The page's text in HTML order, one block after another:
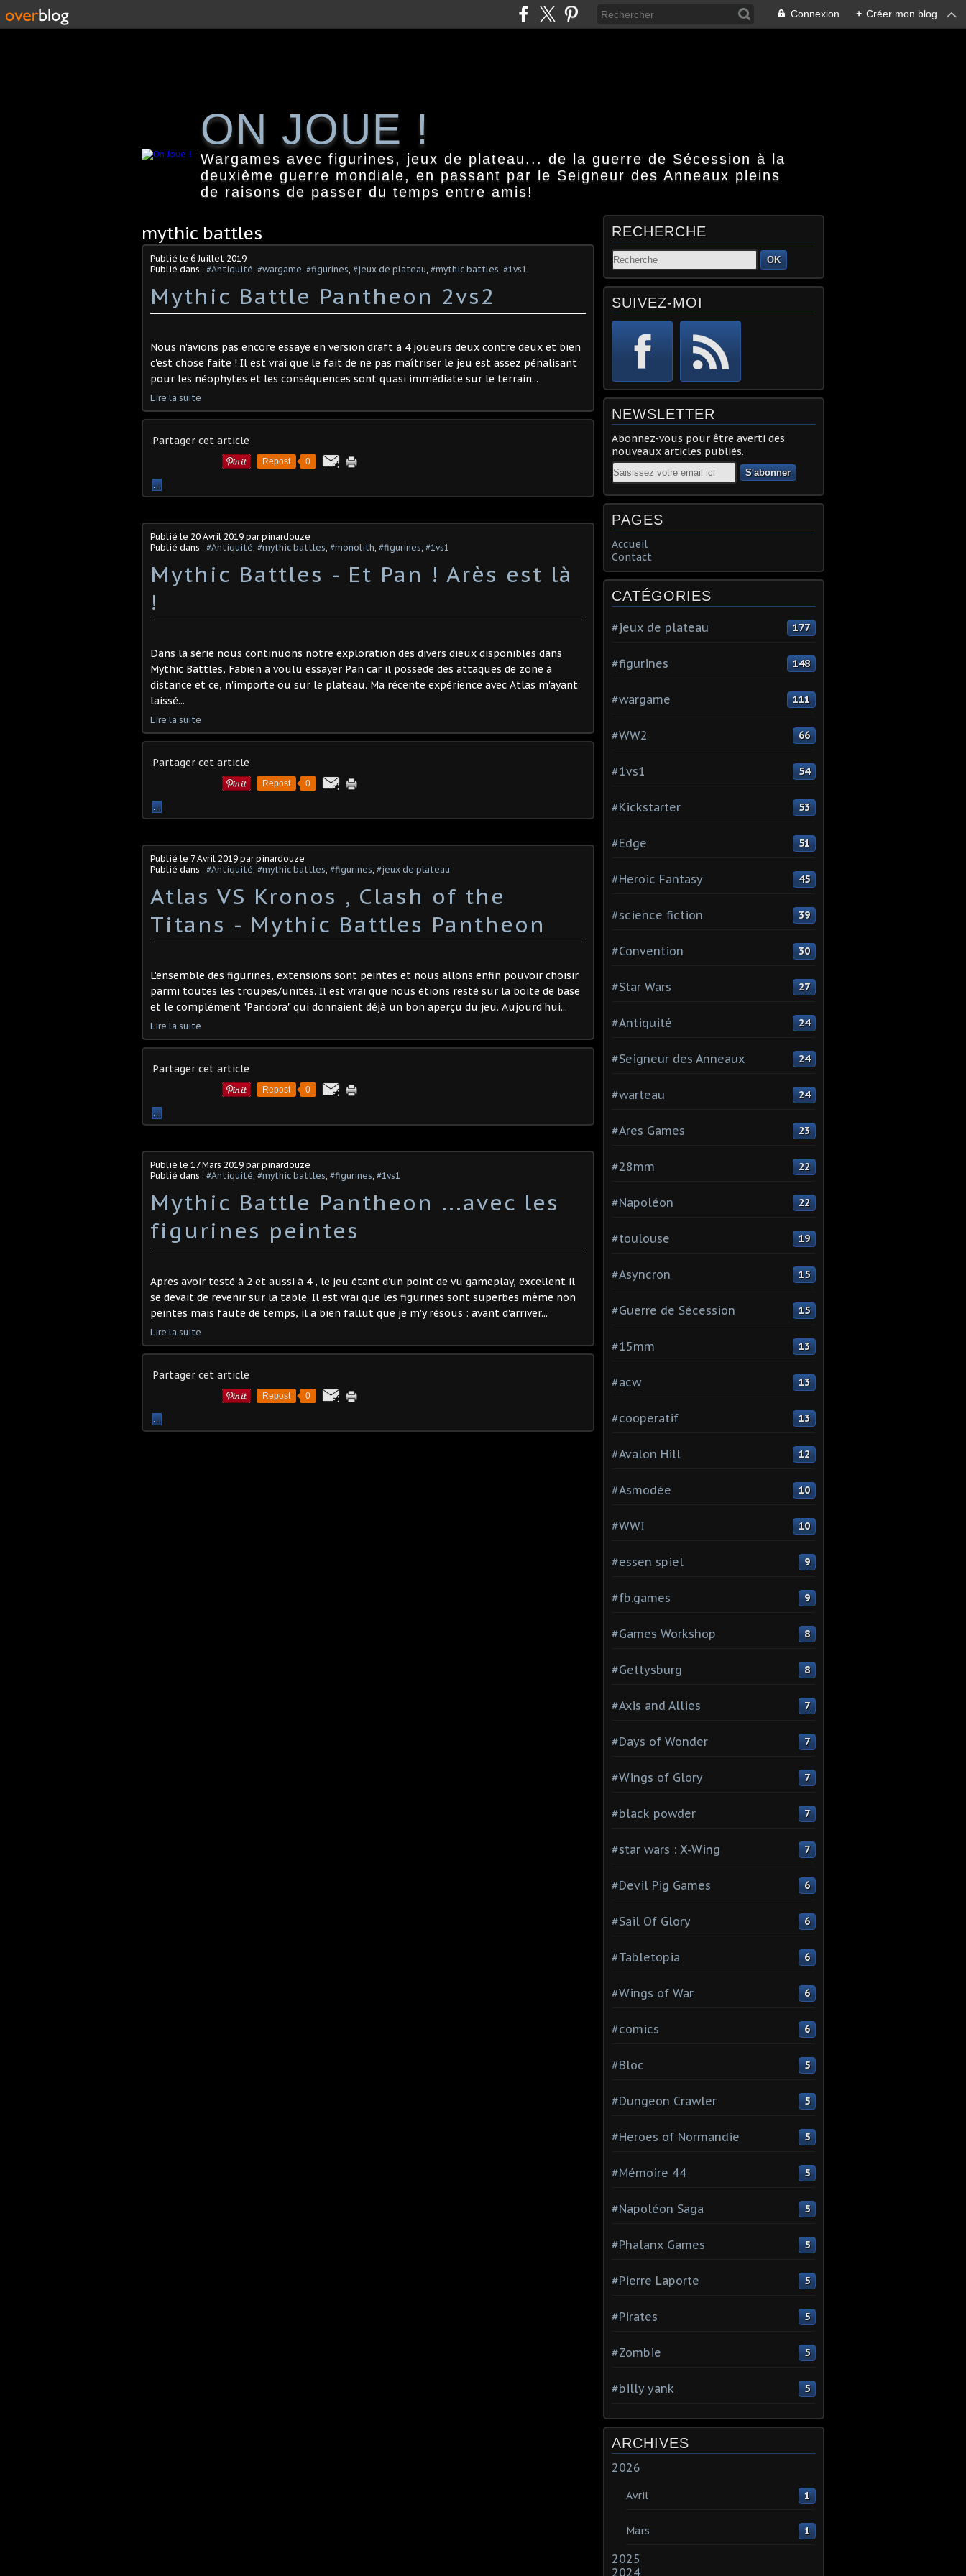
Connexion + Créer mon blog
ON JOUE !
Wargames avec figurines, jeux de plateau... de la guerre de Sécession à la
deuxième guerre mondiale, en passant par le Seigneur des Anneaux pleins
de raisons de passer du temps entre amis!
mythic battles
Publié le 6 Juillet 2019
Publié dans : #Antiquité, #wargame, #figurines, #jeux de plateau, #mythic battles, #1vs1
Mythic Battle Pantheon 2vs2
Nous n'avions pas encore essayé en version draft à 4 joueurs deux contre deux et bien
c'est chose faite ! Il est vrai que le fait de ne pas maîtriser le jeu est assez pénalisant
pour les néophytes et les conséquences sont quasi immédiate sur le terrain...
Lire la suite
Partager cet article
Repost 0
…
Publié le 20 Avril 2019 par pinardouze
Publié dans : #Antiquité, #mythic battles, #monolith, #figurines, #1vs1
Mythic Battles - Et Pan ! Arès est là
!
Dans la série nous continuons notre exploration des divers dieux disponibles dans
Mythic Battles, Fabien a voulu essayer Pan car il possède des attaques de zone à
distance et ce, n'importe ou sur le plateau. Ma récente expérience avec Atlas m'ayant
laissé...
Lire la suite
Partager cet article
Repost 0
…
Publié le 7 Avril 2019 par pinardouze
Publié dans : #Antiquité, #mythic battles, #figurines, #jeux de plateau
Atlas VS Kronos , Clash of the
Titans - Mythic Battles Pantheon
L'ensemble des figurines, extensions sont peintes et nous allons enfin pouvoir choisir
parmi toutes les troupes/unités. Il est vrai que nous étions resté sur la boite de base
et le complément "Pandora" qui donnaient déjà un bon aperçu du jeu. Aujourd'hui...
Lire la suite
Partager cet article
Repost 0
…
Publié le 17 Mars 2019 par pinardouze
Publié dans : #Antiquité, #mythic battles, #figurines, #1vs1
Mythic Battle Pantheon ...avec les
figurines peintes
Après avoir testé à 2 et aussi à 4 , le jeu étant d'un point de vu gameplay, excellent il
se devait de revenir sur la table. Il est vrai que les figurines sont superbes même non
peintes mais faute de temps, il a bien fallut que je m'y résous : avant d'arriver...
Lire la suite
Partager cet article
Repost 0
…
RECHERCHE
OK
SUIVEZ-MOI
NEWSLETTER
Abonnez-vous pour être averti des
nouveaux articles publiés.
Email
PAGES
Accueil
Contact
CATÉGORIES
#jeux de plateau 177
#figurines 148
#wargame 111
#WW2 66
#1vs1 54
#Kickstarter 53
#Edge 51
#Heroic Fantasy 45
#science fiction 39
#Convention 30
#Star Wars 27
#Antiquité 24
#Seigneur des Anneaux 24
#warteau 24
#Ares Games 23
#28mm 22
#Napoléon 22
#toulouse 19
#Asyncron 15
#Guerre de Sécession 15
#15mm 13
#acw 13
#cooperatif 13
#Avalon Hill 12
#Asmodée 10
#WWI 10
#essen spiel 9
#fb.games 9
#Games Workshop 8
#Gettysburg 8
#Axis and Allies 7
#Days of Wonder 7
#Wings of Glory 7
#black powder 7
#star wars : X-Wing 7
#Devil Pig Games 6
#Sail Of Glory 6
#Tabletopia 6
#Wings of War 6
#comics 6
#Bloc 5
#Dungeon Crawler 5
#Heroes of Normandie 5
#Mémoire 44 5
#Napoléon Saga 5
#Phalanx Games 5
#Pierre Laporte 5
#Pirates 5
#Zombie 5
#billy yank 5
ARCHIVES
2026
Avril 1
Mars 1
2025
2024